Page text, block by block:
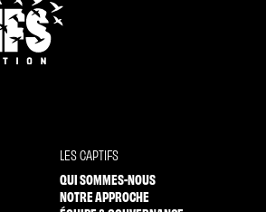
LES CAPTIFS
QUI SOMMES-NOUS
NOTRE APPROCHE